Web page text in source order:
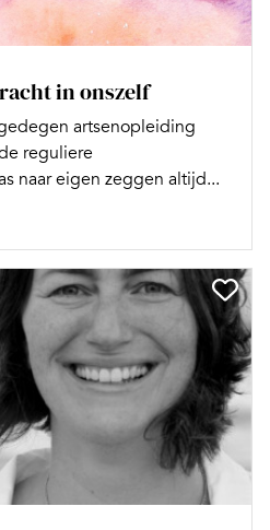
in onszelf
artsenopleiding
reguliere
naar eigen zeggen altijd...